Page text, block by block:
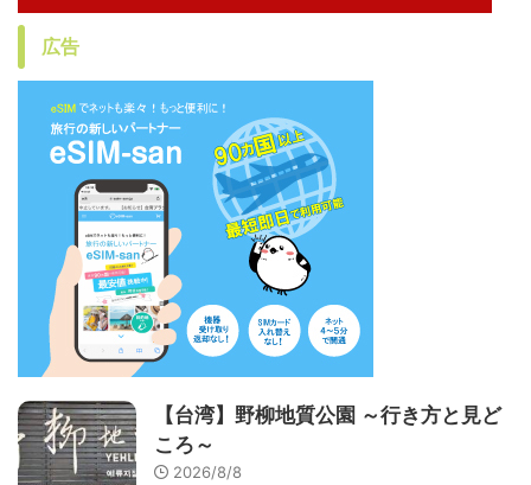
広告
【台湾】野柳地質公園 ～行き方と見ど
ころ～
2026/8/8